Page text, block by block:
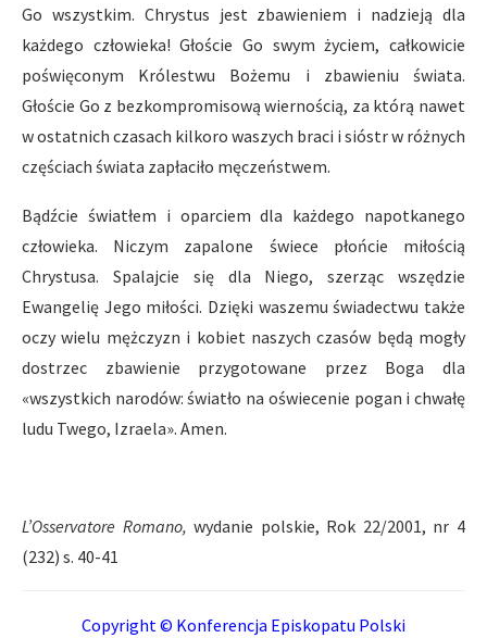
Go wszystkim. Chrystus jest zbawieniem i nadzieją dla
każdego człowieka! Głoście Go swym życiem, całkowicie
poświęconym Królestwu Bożemu i zbawieniu świata.
Głoście Go z bezkompromisową wiernością, za którą nawet
w ostatnich czasach kilkoro waszych braci i sióstr w różnych
częściach świata zapłaciło męczeństwem.
Bądźcie światłem i oparciem dla każdego napotkanego
człowieka. Niczym zapalone świece płońcie miłością
Chrystusa. Spalajcie się dla Niego, szerząc wszędzie
Ewangelię Jego miłości. Dzięki waszemu świadectwu także
oczy wielu mężczyzn i kobiet naszych czasów będą mogły
dostrzec zbawienie przygotowane przez Boga dla
«wszystkich narodów: światło na oświecenie pogan i chwałę
ludu Twego, Izraela». Amen.
L’Osservatore Romano,wydanie polskie, Rok 22/2001, nr 4
(232) s. 40-41
Copyright © Konferencja Episkopatu Polski